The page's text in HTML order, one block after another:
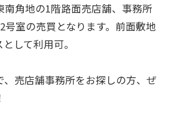
角地の1階路面売店舗、事務所
号室の売買となります。前面敷地
して利用可。
、売店舗事務所をお探しの方、ぜ